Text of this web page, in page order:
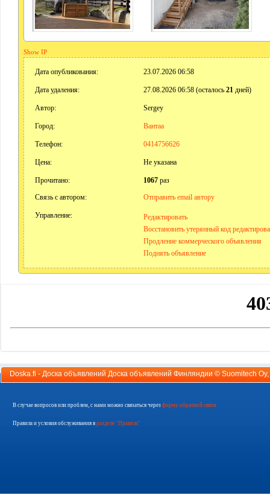
Show IP
Дата опубликования: 23.07.2026 06:58
Дата удаления: 27.08.2026 06:58 (осталось 21дней)
Автор: Sergey
Город: Вантаа
Телефон: 0414756626
Цена: Не указана
Прочитано: 1067раз
Связь с автором:
Отправить email автору
Управление:
Редактировать
Восстановить утерянный код
Продление коммерческого объявления
Поднять объявление
Doska.fi - Доска объявлений Доска объявлений Финляндии © Suomitech Oy
В случае вопросов или проблем, с нами можно связаться через форму обратной связи
Правила и условия обслуживания в разделе "Правила"